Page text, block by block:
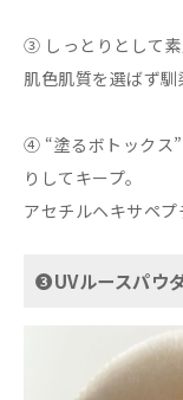
③ しっとりとして素
肌色肌質を選ばず
④ “塗るボトックス
りしてキープ。
アセチルヘキサペ
➌UVルースパウ